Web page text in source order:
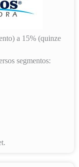
a 15% (quinze
segmentos: